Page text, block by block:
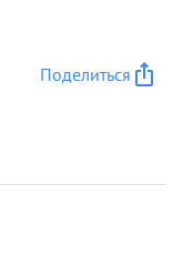
Поделиться